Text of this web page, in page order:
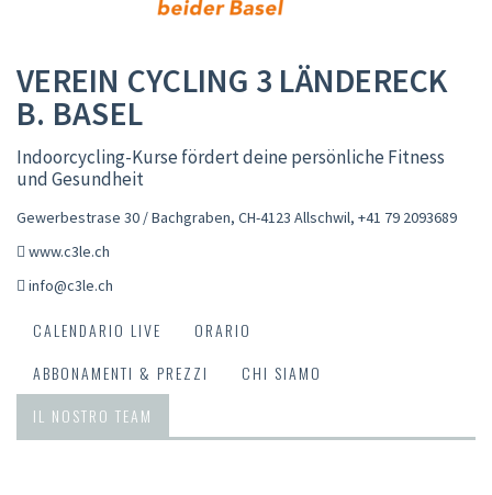
VEREIN CYCLING 3 LÄNDERECK
B. BASEL
Indoorcycling-Kurse fördert deine persönliche Fitness
und Gesundheit
Gewerbestrase 30 / Bachgraben, CH-4123 Allschwil, +41 79 2093689
www.c3le.ch
info@c3le.ch
CALENDARIO LIVE
ORARIO
ABBONAMENTI & PREZZI
CHI SIAMO
IL NOSTRO TEAM